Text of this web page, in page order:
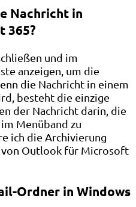
Nachricht in
365?
und im
anzeigen, um die
die Nachricht in einem
besteht die einzige
der Nachricht darin, die
Menüband zu
ich die Archivierung
von Outlook für Microsoft
Ordner in Windows